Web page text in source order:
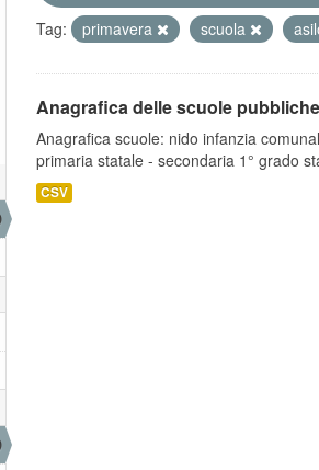
Tag: primavera scuola
Anagrafica delle scuole
Anagrafica scuole: nido infanzia
primaria statale - secondaria 1° grado
CSV